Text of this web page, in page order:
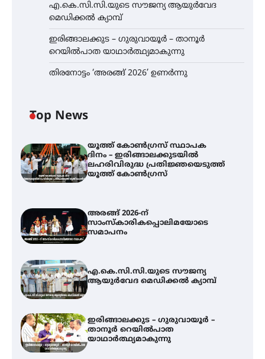
എ.കെ.സി.സി.യുടെ സൗജന്യ ആയുർവേദ
മെഡിക്കൽ ക്യാമ്പ്
ഇരിങ്ങാലക്കുട – ഗുരുവായൂർ – താനൂർ
റെയിൽപാത യാഥാർത്ഥ്യമാകുന്നു
തിരനോട്ടം ‘അരങ്ങ് 2026’ ഉണർന്നു
Top News
യൂത്ത് കോൺഗ്രസ്‌ സ്ഥാപക
ദിനം – ഇരിങ്ങാലക്കുടയിൽ
ലഹരിവിരുദ്ധ പ്രതിജ്ഞയെടുത്ത്
യൂത്ത് കോൺഗ്രസ്
അരങ്ങ് 2026-ന്
സാംസ്കാരികപ്പൊലിമയോടെ
സമാപനം
എ.കെ.സി.സി.യുടെ സൗജന്യ
ആയുർവേദ മെഡിക്കൽ ക്യാമ്പ്
ഇരിങ്ങാലക്കുട – ഗുരുവായൂർ –
താനൂർ റെയിൽപാത
യാഥാർത്ഥ്യമാകുന്നു